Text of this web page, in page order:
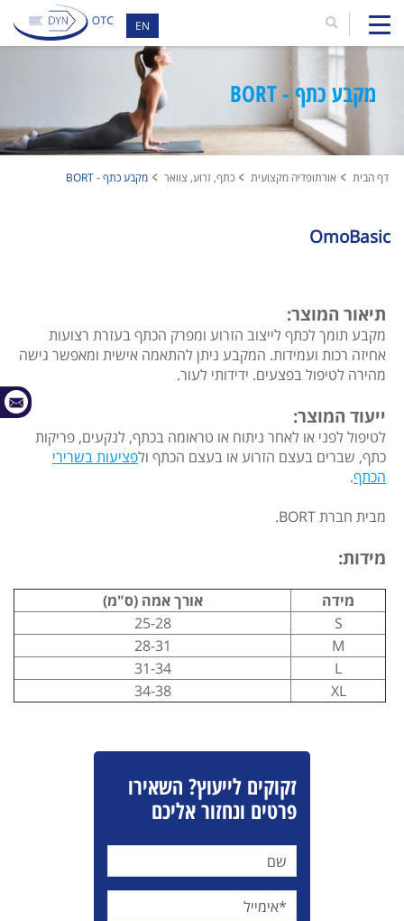
EN
מקבע כתף - BORT
דף הבית אורתופדיה מקצועית כתף, זרוע, צוואר מקבע כתף - BORT
OmoBasic
תיאור המוצר:
מקבע תומך לכתף לייצוב הזרוע ומפרק הכתף בעזרת רצועות
אחיזה רכות ועמידות. המקבע ניתן להתאמה אישית ומאפשר גישה
מהירה לטיפול בפצעים. ידידותי לעור.
ייעוד המוצר:
לטיפול לפני או לאחר ניתוח או טראומה בכתף, לנקעים, פריקות
כתף, שברים בעצם הזרוע או בעצם הכתף ולפציעות בשרירי
הכתף.
מבית חברת BORT.
מידות:
מידה
אורך אמה (ס"מ)
S
25-28
M
28-31
L
31-34
XL
34-38
זקוקים לייעוץ? השאירו
פרטים ונחזור אליכם